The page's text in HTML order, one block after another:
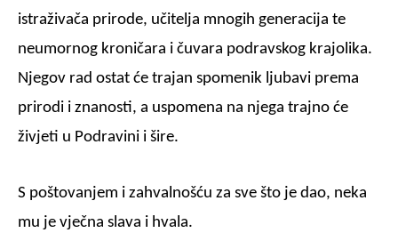
istraživača prirode, učitelja mnogih generacija te
neumornog kroničara i čuvara podravskog krajolika.
Njegov rad ostat će trajan spomenik ljubavi prema
prirodi i znanosti, a uspomena na njega trajno će
živjeti u Podravini i šire.
S poštovanjem i zahvalnošću za sve što je dao, neka
mu je vječna slava i hvala.